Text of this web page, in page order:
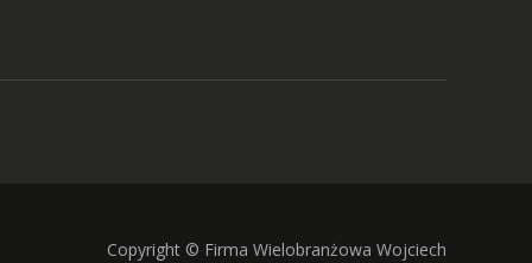
Copyright © Firma Wielobranżowa Wojciech